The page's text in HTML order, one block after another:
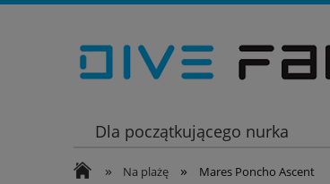
Dla początkującego nurka
Wakacje
» Na plażę » Mares Poncho Ascent